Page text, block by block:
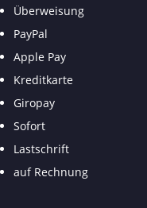
Überweisung
PayPal
Apple Pay
Kreditkarte
Giropay
Sofort
Lastschrift
auf Rechnung